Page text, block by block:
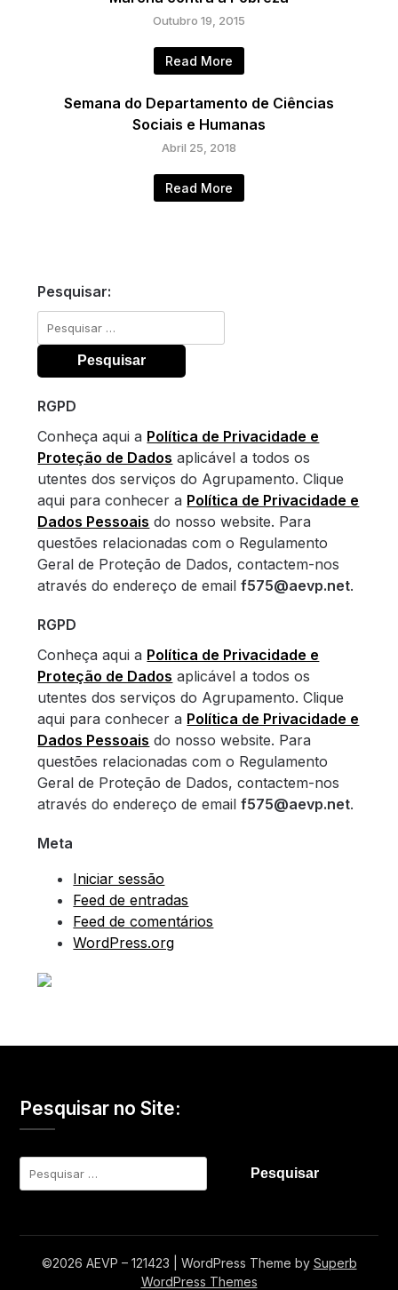
Outubro 19, 2015
Read More
Semana do Departamento de Ciências
Sociais e Humanas
Abril 25, 2018
Read More
Pesquisar:
Pesquisar
por:
RGPD
Conheça aqui a Política de Privacidade e
Proteção de Dados aplicável a todos os
utentes dos serviços do Agrupamento. Clique
aqui para conhecer a Política de Privacidade e
Dados Pessoais do nosso website. Para
questões relacionadas com o Regulamento
Geral de Proteção de Dados, contactem-nos
através do endereço de emailf575@aevp.net.
RGPD
Conheça aqui a Política de Privacidade e
Proteção de Dados aplicável a todos os
utentes dos serviços do Agrupamento. Clique
aqui para conhecer a Política de Privacidade e
Dados Pessoais do nosso website. Para
questões relacionadas com o Regulamento
Geral de Proteção de Dados, contactem-nos
através do endereço de emailf575@aevp.net.
Meta
Iniciar sessão
Feed de entradas
Feed de comentários
WordPress.org
Pesquisar no Site:
Pesquisar
por:
©2026 AEVP – 121423 | WordPress Theme by Superb
WordPress Themes